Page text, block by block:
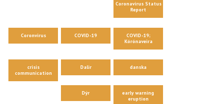
Coronavirus Status
Report
Coronvirus COVID-19
COVID-19;
Kórónaveira
crisis
communication
Dalir danska
Dýr
early warning
eruption